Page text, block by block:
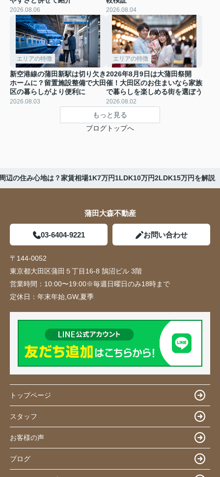
2026.08.06 2026.08.04
エリアの特徴
新空港線の蒲田新駅は切り欠き
ホームに？留置施設整備で大田
区の暮らしがより便利に
2026.08.03
エリアの特徴
2026年8月9日は大蒲田祭開
催！大田区のお住まいなら家族
で暮らしを楽しめる街を選ぼう
2026.08.02
もっと見る
ブログトップへ
辺の住み心地は？家賃相場1K7万円1LDK10万円2LDK15万円を解説
蒲田大森不動産
03-6404-9221 お問い合わせ
〒144-0052
東京都大田区蒲田５丁目16-8 鵠沼ビル 3階
営業時間： 10:00〜19:00※毎週日曜日のみ18時まで
定休日： 年末年始,GW,夏季
トップページ
スタッフ
お客様の声
ブログ